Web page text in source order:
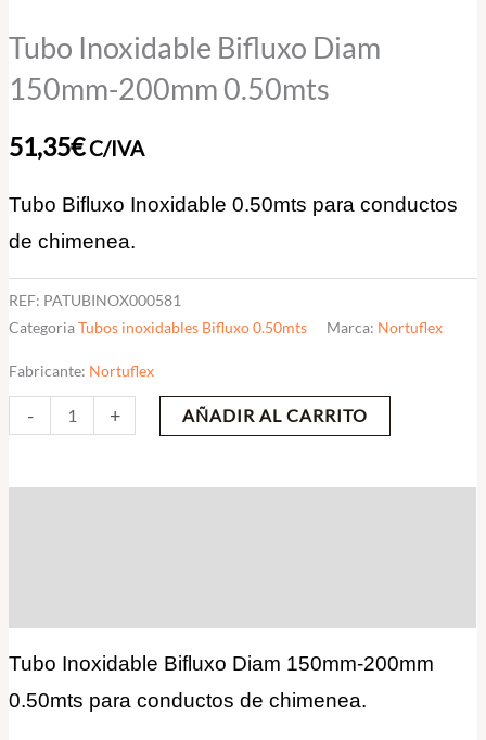
Tubo Inoxidable Bifluxo Diam
150mm-200mm 0.50mts
51,35€C/IVA
Tubo Bifluxo Inoxidable 0.50mts para conductos
de chimenea.
REF: PATUBINOX000581
CategoriaTubos inoxidables Bifluxo 0.50mts Marca: Nortuflex
Fabricante: Nortuflex
-
Bifluxo
150mm-
0.50mts
+ AÑADIR AL CARRITO
Tubo Inoxidable Bifluxo Diam 150mm-200mm
0.50mts para conductos de chimenea.